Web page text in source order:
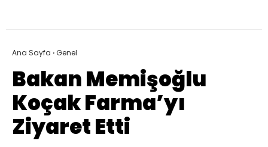
Ana Sayfa ›Genel
Bakan Memişoğlu
Koçak Farma’yı
Ziyaret Etti